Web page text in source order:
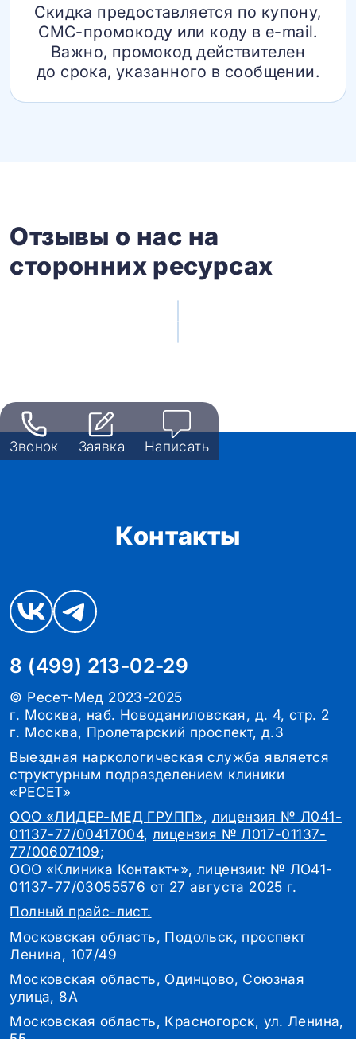
Скидка предоставляется по купону,
СМС-промокоду или коду в e-mail.
Важно, промокод действителен
до срока, указанного в сообщении.
Отзывы о нас на
сторонних ресурсах
Звонок Заявка Написать
Контакты
8 (499) 213-02-29
© Ресет-Мед 2023-2025
г. Москва, наб. Новоданиловская, д. 4, стр. 2
г. Москва, Пролетарский проспект, д.3
Выездная наркологическая служба является
структурным подразделением клиники
«РЕСЕТ»
ООО «ЛИДЕР-МЕД ГРУПП», лицензия № Л041-
01137-77/00417004, лицензия № Л017-01137-
77/00607109;
ООО «Клиника Контакт+», лицензии: № ЛО41-
01137-77/03055576 от 27 августа 2025 г.
Полный прайс-лист.
Московская область, Подольск, проспект
Ленина, 107/49
Московская область, Одинцово, Союзная
улица, 8А
Московская область, Красногорск, ул. Ленина,